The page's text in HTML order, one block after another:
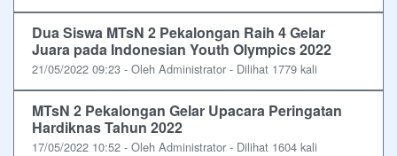
Dua Siswa MTsN 2 Pekalongan Raih 4 Gelar
Juara pada Indonesian Youth Olympics 2022
21/05/2022 09:23 - Oleh Administrator - Dilihat 1779 kali
MTsN 2 Pekalongan Gelar Upacara Peringatan
Hardiknas Tahun 2022
17/05/2022 10:52 - Oleh Administrator - Dilihat 1604 kali